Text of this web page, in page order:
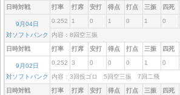
日時対戦 打率 打席 安打 得点 打点 三振 四死
9月04日
対ソフトバンク
0.252 1 0 1 0 1 0
内容：8回空三振
日時対戦 打率 打席 安打 得点 打点 三振 四死
9月02日
対ソフトバンク
0.252 3 0 0 0 1 0
内容：3回投ゴロ 5回空三振 7回二飛
日時対戦 打率 打席 安打 得点 打点 三振 四死